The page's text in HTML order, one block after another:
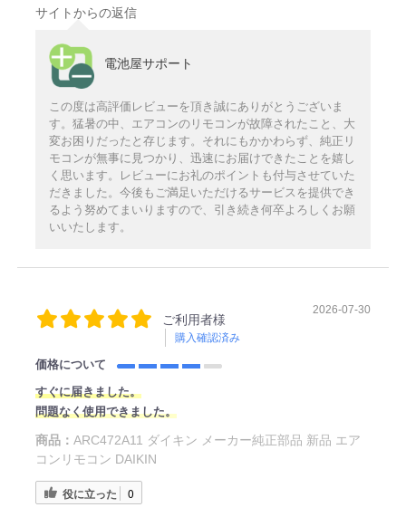
サイトからの返信
電池屋サポート
この度は高評価レビューを頂き誠にありがとうございま
す。猛暑の中、エアコンのリモコンが故障されたこと、大
変お困りだったと存じます。それにもかかわらず、純正リ
モコンが無事に見つかり、迅速にお届けできたことを嬉し
く思います。レビューにお礼のポイントも付与させていた
だきました。今後もご満足いただけるサービスを提供でき
るよう努めてまいりますので、引き続き何卒よろしくお願
いいたします。
ご利用者様
購入確認済み
2026-07-30
価格について
すぐに届きました。
問題なく使用できました。
商品： ARC472A11 ダイキン メーカー純正部品 新品 エア
コンリモコン DAIKIN
役に立った 0